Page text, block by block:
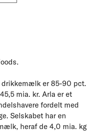
er 85-90 pct.
mia. kr. Arla er et
fordelt med
Selskabet har en
heraf de 4,0 mia. kg